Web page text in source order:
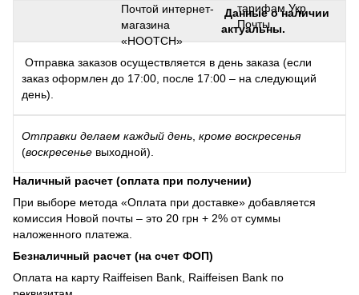
тарифам Укр
Почты.
Данные о наличии
актуальны.
Отправка заказов осуществляется в день заказа (если
заказ оформлен до 17:00, после 17:00 – на следующий
день).
Отправки делаем каждый день кроме воскресенья
(воскресенье выходной).
Наличный расчет (оплата при получении)
При выборе метода «Оплата при доставке» добавляется
комиссия Новой почты – это 20 грн + 2% от суммы
наложенного платежа.
Безналичный расчет (на счет ФОП)
Оплата на карту Raiffeisen Bank, Raiffeisen Bank по